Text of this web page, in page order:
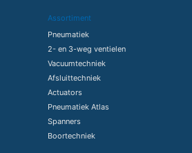
Assortiment
Pneumatiek
2- en 3-weg ventielen
Vacuumtechniek
Afsluittechniek
Actuators
Pneumatiek Atlas
Spanners
Boortechniek